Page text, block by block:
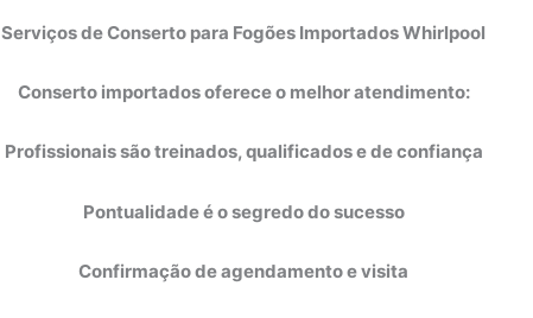
Serviços de Conserto para Fogões Importados Whirlpool
Conserto importados oferece o melhor atendimento:
Profissionais são treinados, qualificados e de confiança
Pontualidade é o segredo do sucesso
Confirmação de agendamento e visita